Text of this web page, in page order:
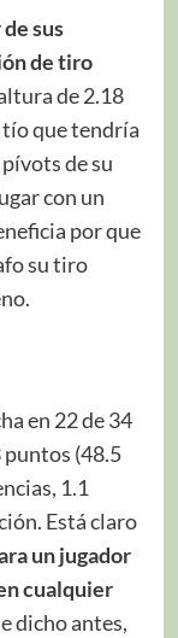
sus
de tiro
de 2.18
tío que tendría
de su
con un
por que
su tiro
en 22 de 34
(48.5
1.1
Está claro
un jugador
cualquier
dicho antes,